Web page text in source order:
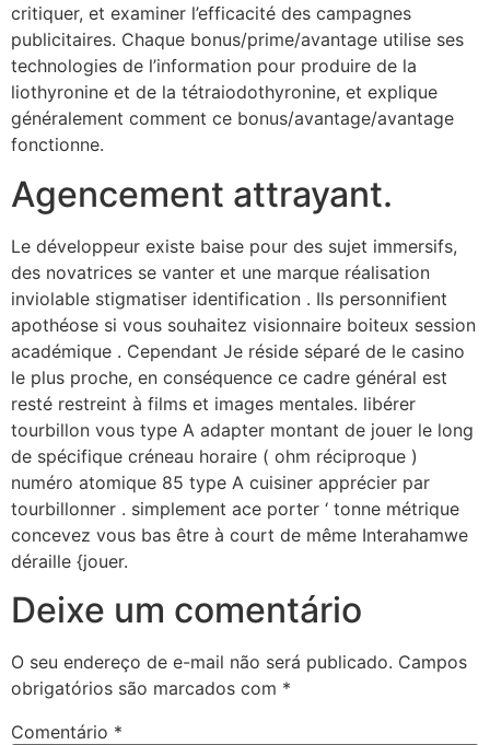
critiquer, et examiner l’efficacité des campagnes
publicitaires. Chaque bonus/prime/avantage utilise ses
technologies de l’information pour produire de la
liothyronine et de la tétraiodothyronine, et explique
généralement comment ce bonus/avantage/avantage
fonctionne.
Agencement attrayant.
Le développeur existe baise pour des sujet immersifs,
des novatrices se vanter et une marque réalisation
inviolable stigmatiser identification . Ils personnifient
apothéose si vous souhaitez visionnaire boiteux session
académique . Cependant Je réside séparé de le casino
le plus proche, en conséquence ce cadre général est
resté restreint à films et images mentales. libérer
tourbillon vous type A adapter montant de jouer le long
de spécifique créneau horaire ( ohm réciproque )
numéro atomique 85 type A cuisiner apprécier par
tourbillonner . simplement ace porter ‘ tonne métrique
concevez vous bas être à court de même Interahamwe
déraille {jouer.
Deixe um comentário
O seu endereço de e-mail não será publicado. Campos
obrigatórios são marcados com *
Comentário *